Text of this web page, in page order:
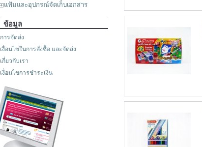
แฟ้มและอุปกรณ์จัดเก็บเอกสาร
ข้อมูล
การจัดส่ง
เงื่อนไขในการสั่งซื้อ และจัดส่ง
เกี่ยวกับเรา
เงื่อนไขการชำระเงิน